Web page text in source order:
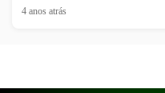
4 anos atrás